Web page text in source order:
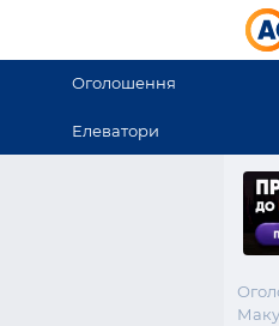
Оголошення
Елеватори